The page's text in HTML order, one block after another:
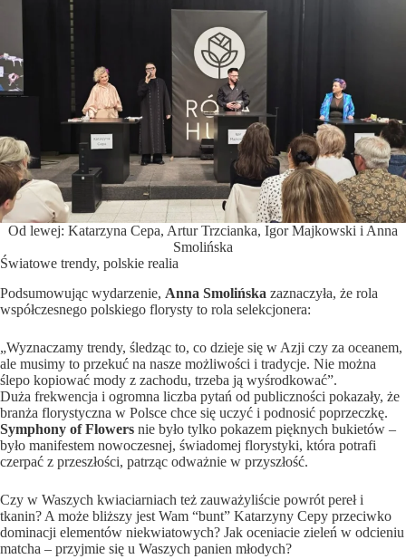
Od lewej: Katarzyna Cepa, Artur Trzcianka, Igor Majkowski i Anna
Smolińska
Światowe trendy, polskie realia
Podsumowując wydarzenie, Anna Smolińska zaznaczyła, że rola
współczesnego polskiego florysty to rola selekcjonera:
„Wyznaczamy trendy, śledząc to, co dzieje się w Azji czy za oceanem,
ale musimy to przekuć na nasze możliwości i tradycje. Nie można
ślepo kopiować mody z zachodu, trzeba ją wyśrodkować”.
Duża frekwencja i ogromna liczba pytań od publiczności pokazały, że
branża florystyczna w Polsce chce się uczyć i podnosić poprzeczkę.
Symphony of Flowers nie było tylko pokazem pięknych bukietów –
było manifestem nowoczesnej, świadomej florystyki, która potrafi
czerpać z przeszłości, patrząc odważnie w przyszłość.
Czy w Waszych kwiaciarniach też zauważyliście powrót pereł i
tkanin? A może bliższy jest Wam “bunt” Katarzyny Cepy przeciwko
dominacji elementów niekwiatowych? Jak oceniacie zieleń w odcieniu
matcha – przyjmie się u Waszych panien młodych?